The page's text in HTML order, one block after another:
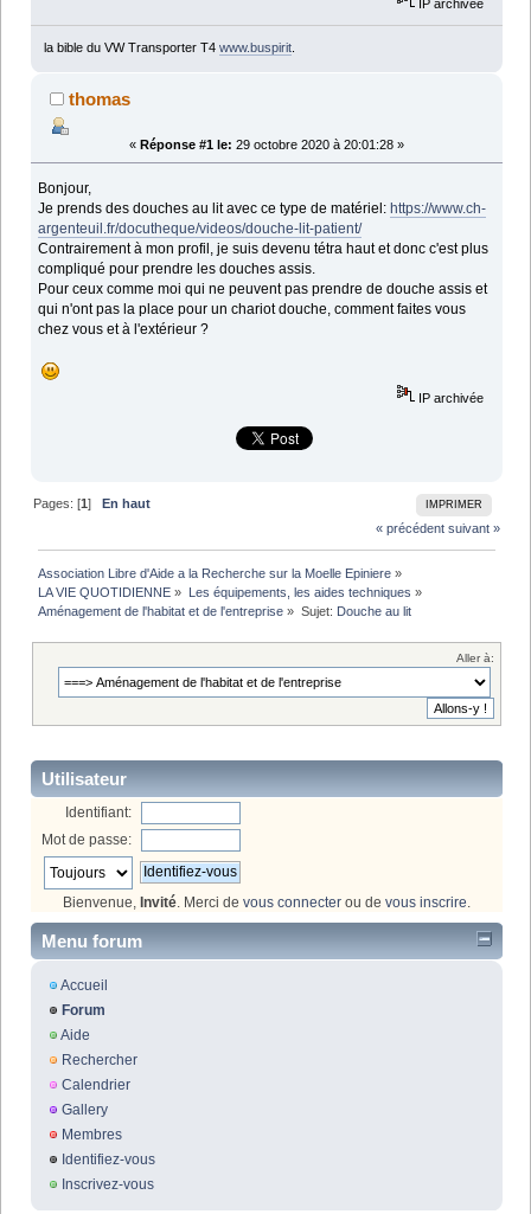
IP archivée
la bible du VW Transporter T4 www.buspirit.
thomas
« Réponse #1 le: 29 octobre 2020 à 20:01:28 »
Bonjour,
Je prends des douches au lit avec ce type de matériel: https://www.ch-
argenteuil.fr/docutheque/videos/douche-lit-patient/
Contrairement à mon profil, je suis devenu tétra haut et donc c'est plus
compliqué pour prendre les douches assis.
Pour ceux comme moi qui ne peuvent pas prendre de douche assis et
qui n'ont pas la place pour un chariot douche, comment faites vous
chez vous et à l'extérieur ?
IP archivée
IMPRIMER
Pages: [1]En haut
« précédent suivant »
Association Libre d'Aide a la Recherche sur la Moelle Epiniere »
LA VIE QUOTIDIENNE » Les équipements, les aides techniques »
Aménagement de l'habitat et de l'entreprise » Sujet: Douche au lit
Aller à:
Utilisateur
Identifiant:
Mot de passe:
Bienvenue, Invité. Merci de vous connecter ou de vous inscrire.
Menu forum
Accueil
Forum
Aide
Rechercher
Calendrier
Gallery
Membres
Identifiez-vous
Inscrivez-vous